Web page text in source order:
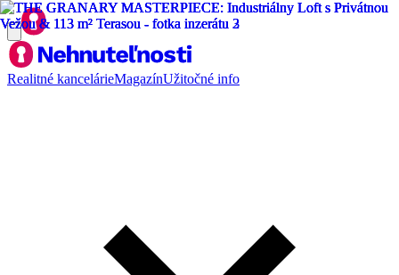
Realitné kancelárieMagazínUžitočné info